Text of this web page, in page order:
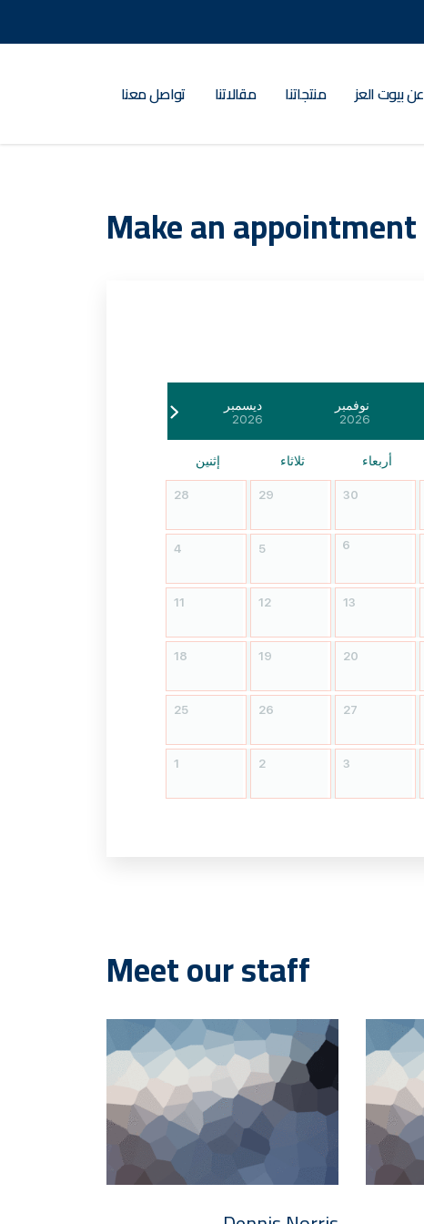
عن بيوت العز منتجاتنا مقالاتنا تواصل معنا
Make an appointment
نوفمبر
2026
ديسمبر
2026
إثنين ثلاثاء أربعاء
28 29 30
4 5 6
11 12 13
18 19 20
25 26 27
1 2 3
Meet our staff